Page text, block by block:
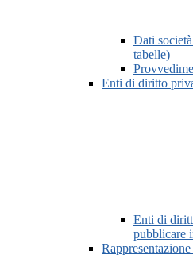
Dati
tabelle)
Enti di diritto
Enti di
pubblicare